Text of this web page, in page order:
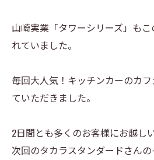
山崎実業「タワーシリーズ」も
れていました。
毎回大人気！キッチンカーのカ
ていただきました。
2日間とも多くのお客様にお越し
次回のタカラスタンダードさん